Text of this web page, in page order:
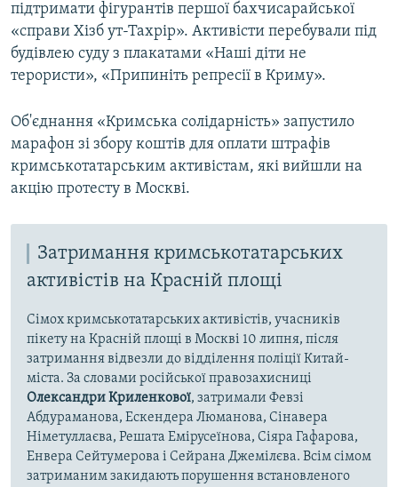
підтримати фігурантів першої бахчисарайської
«справи Хізб ут-Тахрір». Активісти перебували під
будівлею суду з плакатами «Наші діти не
терористи», «Припиніть репресії в Криму».
Об'єднання «Кримська солідарність» запустило
марафон зі збору коштів для оплати штрафів
кримськотатарським активістам, які вийшли на
акцію протесту в Москві.
Затримання кримськотатарських
активістів на Красній площі
Сімох кримськотатарських активістів, учасників
пікету на Красній площі в Москві 10 липня, після
затримання відвезли до відділення поліції Китай-
міста. За словами російської правозахисниці
Олександри Криленкової, затримали Февзі
Абдураманова, Ескендера Люманова, Сінавера
Німетуллаєва, Решата Емірусеїнова, Сіяра Гафарова,
Енвера Сейтумерова і Сейрана Джемілєва. Всім сімом
затриманим закидають порушення встановленого